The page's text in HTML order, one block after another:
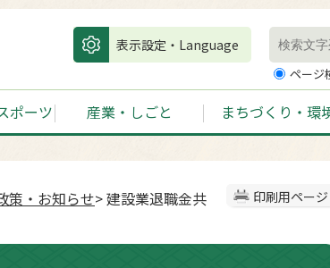
表示設定・Language
ページ
ポーツ 産業・しごと まちづくり・環
印刷用ページ
策・お知らせ> 建設業退職金共